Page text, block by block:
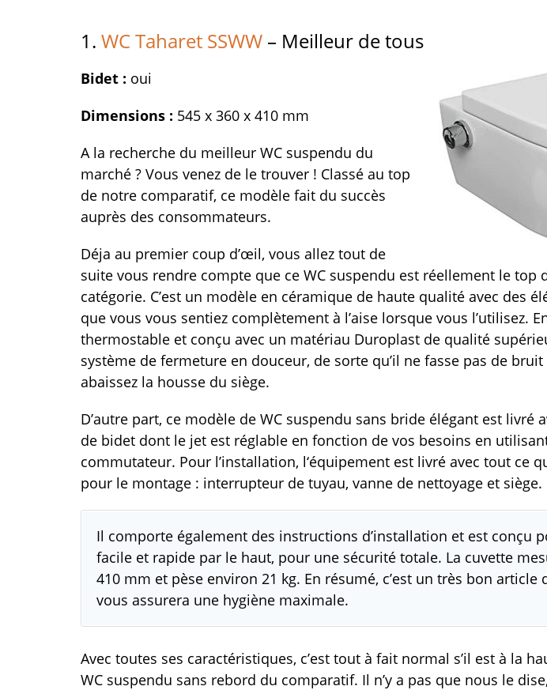
1. WC Taharet SSWW – Meilleur de tous
Bidet : oui
Dimensions : 545 x 360 x 410 mm
A la recherche du meilleur WC suspendu du
marché ? Vous venez de le trouver ! Classé au top
de notre comparatif, ce modèle fait du succès
auprès des consommateurs.
Déja au premier coup d’œil, vous allez tout de
suite vous rendre compte que ce WC suspendu est réellement le top
catégorie. C’est un modèle en céramique de haute qualité avec des
que vous vous sentiez complètement à l’aise lorsque vous l’utilisez.
thermostable et conçu avec un matériau Duroplast de qualité
système de fermeture en douceur, de sorte qu’il ne fasse pas de
abaissez la housse du siège.
D’autre part, ce modèle de WC suspendu sans bride élégant est livré
de bidet dont le jet est réglable en fonction de vos besoins en
commutateur. Pour l’installation, l‘équipement est livré avec tout ce
pour le montage : interrupteur de tuyau, vanne de nettoyage et siège.
Il comporte également des instructions d’installation et est conçu
facile et rapide par le haut, pour une sécurité totale. La cuvette
410 mm et pèse environ 21 kg. En résumé, c’est un très bon article
vous assurera une hygiène maximale.
Avec toutes ses caractéristiques, c’est tout à fait normal s’il est à la
WC suspendu sans rebord du comparatif. Il n’y a pas que nous le